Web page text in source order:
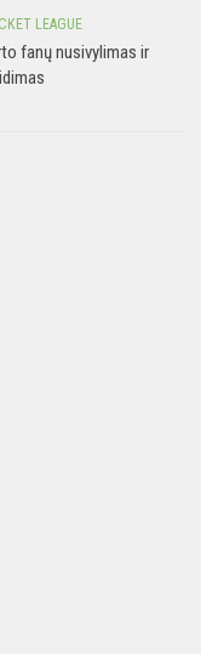
LEAGUE
fanų nusivylimas ir